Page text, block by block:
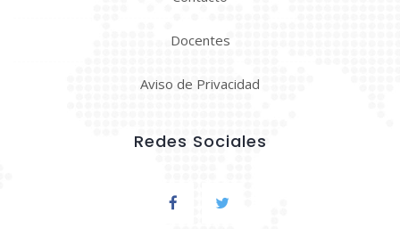
Docentes
Aviso de Privacidad
Redes Sociales